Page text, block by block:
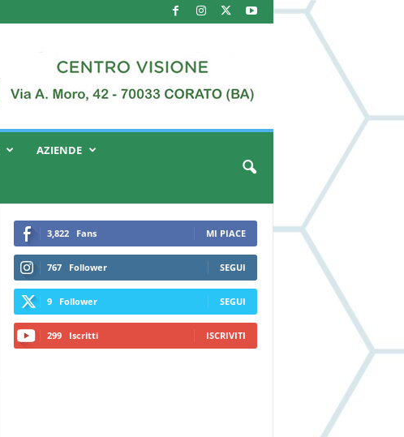
AZIENDE
3,822 Fans MI PIACE
767 Follower SEGUI
9 Follower SEGUI
299 Iscritti ISCRIVITI